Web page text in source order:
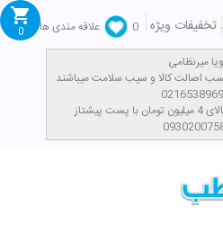
تخفیفات ویژه 0
علاقه مندی ها
پیشتاز
0